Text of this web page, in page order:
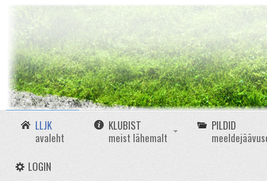
LLJK
avaleht
KLUBIST
meist lähemalt
PILDID
LOGIN